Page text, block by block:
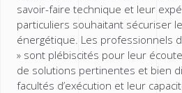
savoir-faire technique et leur
particuliers souhaitant sécuriser
énergétique. Les professionnels
» sont plébiscités pour leur
de solutions pertinentes et bien
facultés d’exécution et leur